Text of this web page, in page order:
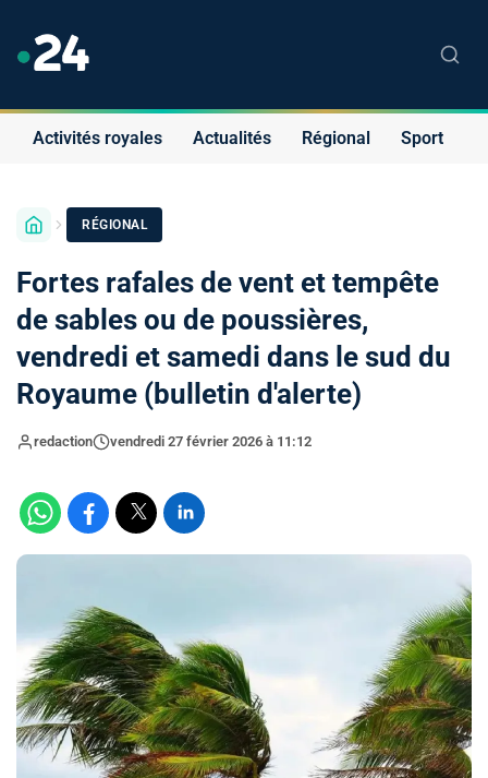
Activités royales Actualités Régional Sport
RÉGIONAL
Fortes rafales de vent et tempête
de sables ou de poussières,
vendredi et samedi dans le sud du
Royaume (bulletin d'alerte)
redaction vendredi 27 février 2026 à 11:12